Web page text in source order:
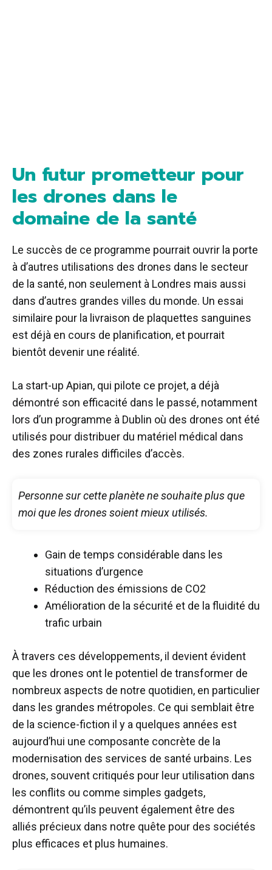
Un futur prometteur pour
les drones dans le
domaine de la santé
Le succès de ce programme pourrait ouvrir la porte
à d’autres utilisations des drones dans le secteur
de la santé, non seulement à Londres mais aussi
dans d’autres grandes villes du monde. Un essai
similaire pour la livraison de plaquettes sanguines
est déjà en cours de planification, et pourrait
bientôt devenir une réalité.
La start-up Apian, qui pilote ce projet, a déjà
démontré son efficacité dans le passé, notamment
lors d’un programme à Dublin où des drones ont été
utilisés pour distribuer du matériel médical dans
des zones rurales difficiles d’accès.
Personne sur cette planète ne souhaite plus que
moi que les drones soient mieux utilisés.
Gain de temps considérable dans les
situations d’urgence
Réduction des émissions de CO2
Amélioration de la sécurité et de la fluidité du
trafic urbain
À travers ces développements, il devient évident
que les drones ont le potentiel de transformer de
nombreux aspects de notre quotidien, en particulier
dans les grandes métropoles. Ce qui semblait être
de la science-fiction il y a quelques années est
aujourd’hui une composante concrète de la
modernisation des services de santé urbains. Les
drones, souvent critiqués pour leur utilisation dans
les conflits ou comme simples gadgets,
démontrent qu’ils peuvent également être des
alliés précieux dans notre quête pour des sociétés
plus efficaces et plus humaines.